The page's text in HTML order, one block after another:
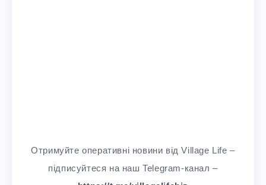
Отримуйте оперативні новини від Village Life –
підписуйтеся на наш Telegram-канал –